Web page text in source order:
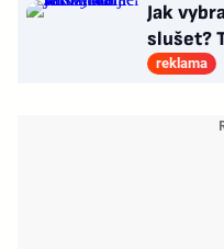
Jak
slušet?
reklama